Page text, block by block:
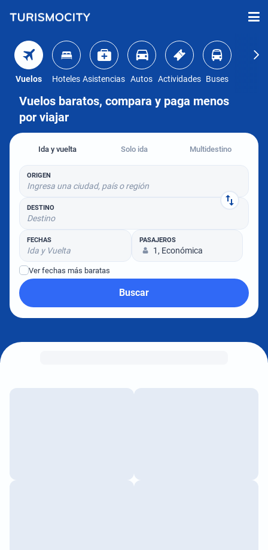
Vuelos Hoteles Asistencias Autos Actividades Buses
Vuelos baratos, compara y paga menos
por viajar
Ida y vuelta Solo ida Multidestino
ORIGEN
Ingresa una ciudad, país o región
DESTINO
Destino
FECHAS
Ida y Vuelta
PASAJEROS
1, Económica
Ver fechas más baratas
Buscar